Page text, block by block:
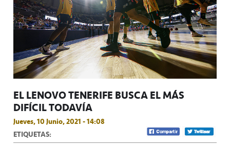
EL LENOVO TENERIFE BUSCA EL MÁS
DIFÍCIL TODAVÍA
Jueves, 10 Junio, 2021 - 14:08
ETIQUETAS: